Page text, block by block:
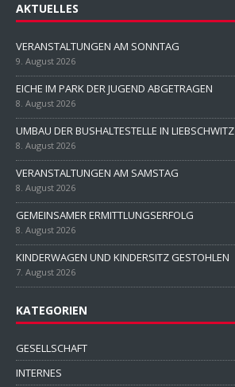
AKTUELLES
VERANSTALTUNGEN AM SONNTAG
9. August 2026
EICHE IM PARK DER JUGEND ABGETRAGEN
8. August 2026
UMBAU DER BUSHALTESTELLE IN LIEBSCHWITZ
8. August 2026
VERANSTALTUNGEN AM SAMSTAG
8. August 2026
GEMEINSAMER ERMITTLUNGSERFOLG
8. August 2026
KINDERWAGEN UND KINDERSITZ GESTOHLEN
7. August 2026
KATEGORIEN
GESELLSCHAFT
INTERNES